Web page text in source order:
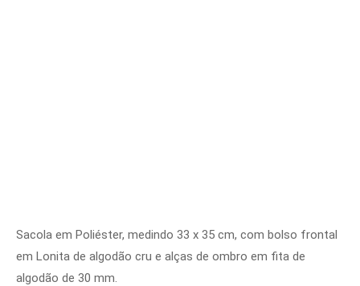
Sacola em Poliéster, medindo 33 x 35 cm, com bolso frontal
em Lonita de algodão cru e alças de ombro em fita de
algodão de 30 mm.